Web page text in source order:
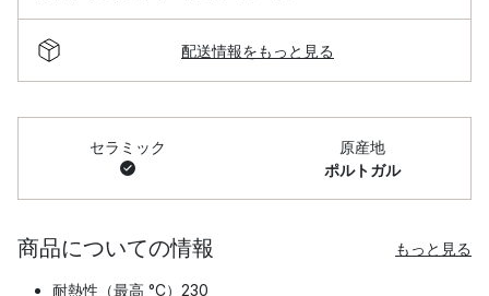
配送情報をもっと見る
セラミック
原産地
ポルトガル
商品についての情報 もっと見る
耐熱性（最高 °C）230